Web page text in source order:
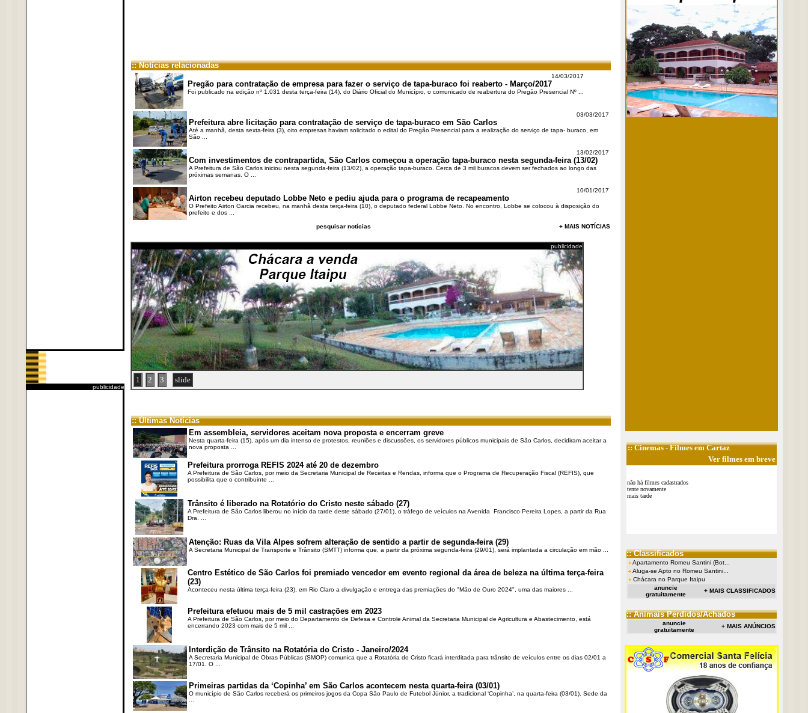
publicidade
:: Notícias relacionadas
14/03/2017
Pregão para contratação de empresa para fazer o serviço de tapa-buraco foi reaberto - Março/2017
Foi publicado na edição nº 1.031 desta terça-feira (14), do Diário Oficial do Município, o comunicado de reabertura do Pregão Presencial Nº ...
03/03/2017
Prefeitura abre licitação para contratação de serviço de tapa-buraco em São Carlos
Até a manhã, desta sexta-feira (3), oito empresas haviam solicitado o edital do Pregão Presencial para a realização do serviço de tapa- buraco, em
São ...
13/02/2017
Com investimentos de contrapartida, São Carlos começou a operação tapa-buraco nesta segunda-feira (13/02)
A Prefeitura de São Carlos iniciou nesta segunda-feira (13/02), a operação tapa-buraco. Cerca de 3 mil buracos devem ser fechados ao longo das
próximas semanas. O ...
10/01/2017
Airton recebeu deputado Lobbe Neto e pediu ajuda para o programa de recapeamento
O Prefeito Airton Garcia recebeu, na manhã desta terça-feira (10), o deputado federal Lobbe Neto. No encontro, Lobbe se colocou à disposição do
prefeito e dos ...
pesquisar notícias + MAIS NOTÍCIAS
publicidade
1 2 3 slide
:: Últimas Notícias
Em assembleia, servidores aceitam nova proposta e encerram greve
Nesta quarta-feira (15), após um dia intenso de protestos, reuniões e discussões, os servidores públicos municipais de São Carlos, decidiram aceitar a
nova proposta ...
Prefeitura prorroga REFIS 2024 até 20 de dezembro
A Prefeitura de São Carlos, por meio da Secretaria Municipal de Receitas e Rendas, informa que o Programa de Recuperação Fiscal (REFIS), que
possibilita que o contribuinte ...
Trânsito é liberado na Rotatório do Cristo neste sábado (27)
A Prefeitura de São Carlos liberou no início da tarde deste sábado (27/01), o tráfego de veículos na Avenida Francisco Pereira Lopes, a partir da Rua
Dra. ...
Atenção: Ruas da Vila Alpes sofrem alteração de sentido a partir de segunda-feira (29)
A Secretaria Municipal de Transporte e Trânsito (SMTT) informa que, a partir da próxima segunda-feira (29/01), será implantada a circulação em mão ...
Centro Estético de São Carlos foi premiado vencedor em evento regional da área de beleza na última terça-feira
(23)
Aconteceu nesta última terça-feira (23), em Rio Claro a divulgação e entrega das premiações do "Mão de Ouro 2024", uma das maiores ...
Prefeitura efetuou mais de 5 mil castrações em 2023
A Prefeitura de São Carlos, por meio do Departamento de Defesa e Controle Animal da Secretaria Municipal de Agricultura e Abastecimento, está
encerrando 2023 com mais de 5 mil ...
Interdição de Trânsito na Rotatória do Cristo - Janeiro/2024
A Secretaria Municipal de Obras Públicas (SMOP) comunica que a Rotatória do Cristo ficará interditada para trânsito de veículos entre os dias 02/01 a
17/01. O ...
Primeiras partidas da ‘Copinha’ em São Carlos acontecem nesta quarta-feira (03/01)
O município de São Carlos receberá os primeiros jogos da Copa São Paulo de Futebol Júnior, a tradicional ‘Copinha’, na quarta-feira (03/01). Sede da
::Cinemas- Filmes em Cartaz
Ver filmes em breve
não há filmes cadastrados
tente novamente
mais tarde
:: Classificados
Apartamento Romeu Santini (Bot...
Aluga-se Apto no Romeu Santini...
Chácara no Parque Itaipu
anuncie
gratuitamente
+ MAIS CLASSIFICADOS
:: Animais Perdidos/Achados
anuncie
gratuitamente
+ MAIS ANÚNCIOS